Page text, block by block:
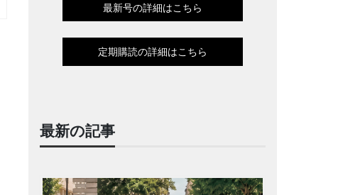
最新号の詳細はこちら
定期購読の詳細はこちら
最新の記事